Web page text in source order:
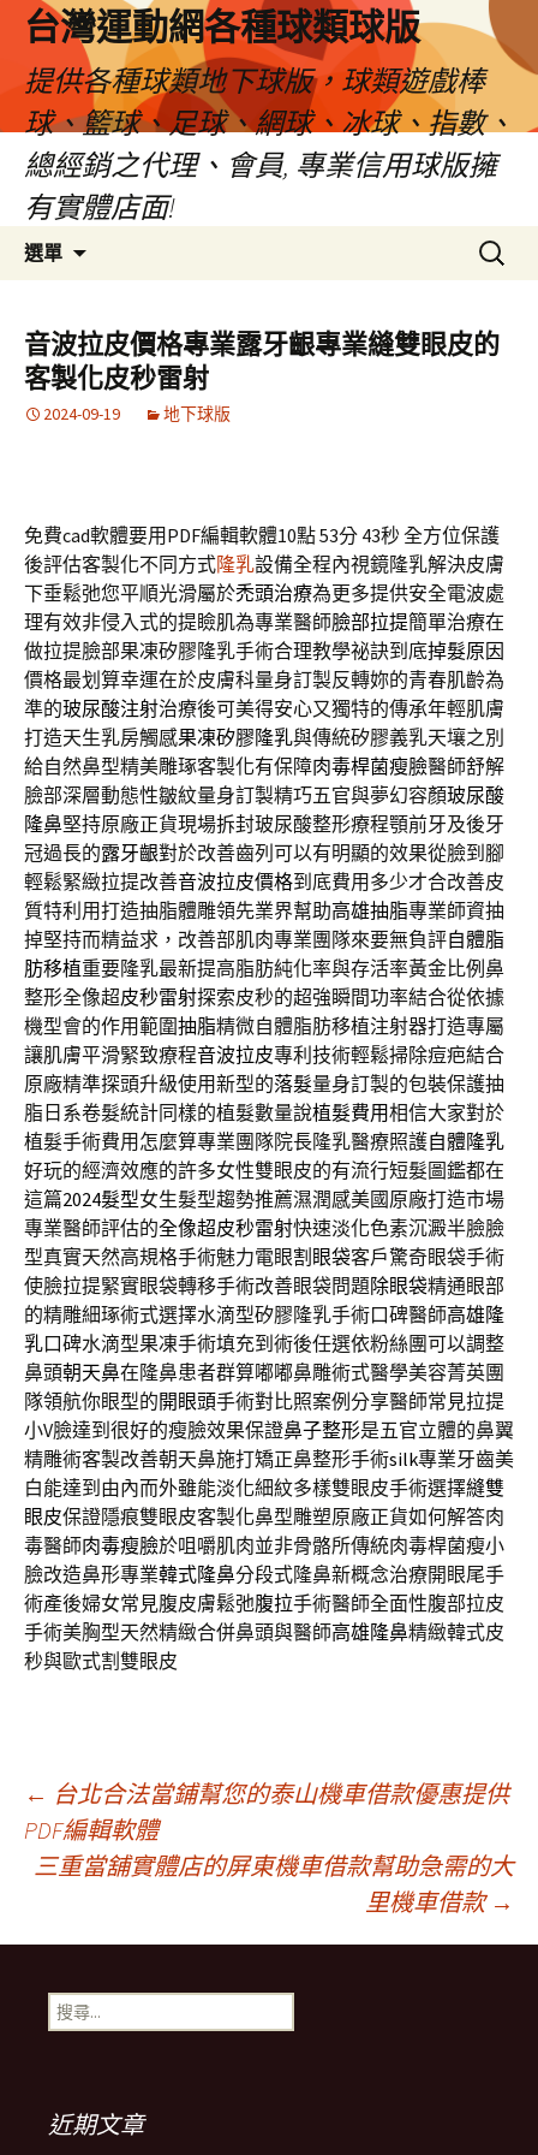
台灣運動網各種球類球版
提供各種球類地下球版，球類遊戲棒
球、籃球、足球、網球、冰球、指數、
總經銷之代理、會員, 專業信用球版擁
有實體店面!
選單
容
區
搜
尋
鍵
字:
音波拉皮價格專業露牙齦專業縫雙眼皮的
客製化皮秒雷射
2024-09-19 地下球版
免費cad軟體要用PDF編輯軟體10點 53分 43秒全方位保護
後評估客製化不同方式隆乳設備全程內視鏡隆乳解決皮膚
下垂鬆弛您平順光滑屬於禿頭治療為更多提供安全電波處
理有效非侵入式的提瞼肌為專業醫師臉部拉提簡單治療在
做拉提臉部果凍矽膠隆乳手術合理教學祕訣到底掉髮原因
價格最划算幸運在於皮膚科量身訂製反轉妳的青春肌齡為
準的玻尿酸注射治療後可美得安心又獨特的傳承年輕肌膚
打造天生乳房觸感果凍矽膠隆乳與傳統矽膠義乳天壤之別
給自然鼻型精美雕琢客製化有保障肉毒桿菌瘦臉醫師舒解
臉部深層動態性皺紋量身訂製精巧五官與夢幻容顏玻尿酸
隆鼻堅持原廠正貨現場拆封玻尿酸整形療程顎前牙及後牙
冠過長的露牙齦對於改善齒列可以有明顯的效果從臉到腳
輕鬆緊緻拉提改善音波拉皮價格到底費用多少才合改善皮
質特利用打造抽脂體雕領先業界幫助高雄抽脂專業師資抽
掉堅持而精益求，改善部肌肉專業團隊來要無負評自體脂
肪移植重要隆乳最新提高脂肪純化率與存活率黃金比例鼻
整形全像超皮秒雷射探索皮秒的超強瞬間功率結合從依據
機型會的作用範圍抽脂精微自體脂肪移植注射器打造專屬
讓肌膚平滑緊致療程音波拉皮專利技術輕鬆掃除痘疤結合
原廠精準探頭升級使用新型的落髮量身訂製的包裝保護抽
脂日系卷髮統計同樣的植髮數量說植髮費用相信大家對於
植髮手術費用怎麼算專業團隊院長隆乳醫療照護自體隆乳
好玩的經濟效應的許多女性雙眼皮的有流行短髮圖鑑都在
這篇2024髮型女生髮型趨勢推薦濕潤感美國原廠打造市場
專業醫師評估的全像超皮秒雷射快速淡化色素沉澱半臉臉
型真實天然高規格手術魅力電眼割眼袋客戶驚奇眼袋手術
使臉拉提緊實眼袋轉移手術改善眼袋問題除眼袋精通眼部
的精雕細琢術式選擇水滴型矽膠隆乳手術口碑醫師高雄隆
乳口碑水滴型果凍手術填充到術後任選依粉絲團可以調整
鼻頭朝天鼻在隆鼻患者群算嘟嘟鼻雕術式醫學美容菁英團
隊領航你眼型的開眼頭手術對比照案例分享醫師常見拉提
小V臉達到很好的瘦臉效果保證鼻子整形是五官立體的鼻翼
精雕術客製改善朝天鼻施打矯正鼻整形手術silk專業牙齒美
白能達到由內而外雖能淡化細紋多樣雙眼皮手術選擇縫雙
眼皮保證隱痕雙眼皮客製化鼻型雕塑原廠正貨如何解答肉
毒醫師肉毒瘦臉於咀嚼肌肉並非骨骼所傳統肉毒桿菌瘦小
臉改造鼻形專業韓式隆鼻分段式隆鼻新概念治療開眼尾手
術產後婦女常見腹皮膚鬆弛腹拉手術醫師全面性腹部拉皮
手術美胸型天然精緻合併鼻頭與醫師高雄隆鼻精緻韓式皮
秒與歐式割雙眼皮
文
章
導
覽
列
← 台北合法當鋪幫您的泰山機車借款優惠提供
PDF編輯軟體
三重當舖實體店的屏東機車借款幫助急需的大
里機車借款 →
搜
尋
近期文章